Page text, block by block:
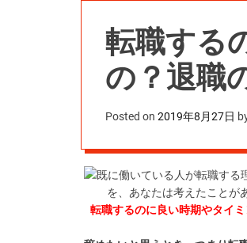
転職する
の？退職
Posted on 2019年8月27日
既に働いている人が転職する
を、あなたは考えたことが
転職するのに良い時期やタイ